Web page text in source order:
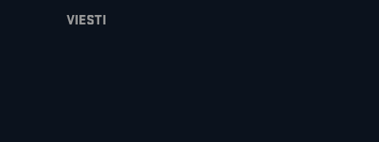
VIESTI